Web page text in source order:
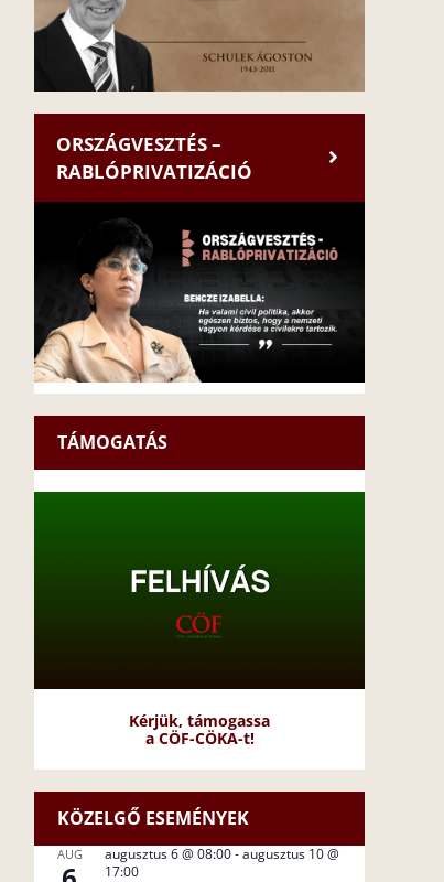
ORSZÁGVESZTÉS –
RABLÓPRIVATIZÁCIÓ
TÁMOGATÁS
Kérjük, támogassa
a CÖF-CÖKA-t!
KÖZELGŐ ESEMÉNYEK
AUG augusztus 6 @ 08:00-augusztus 10 @
17:00